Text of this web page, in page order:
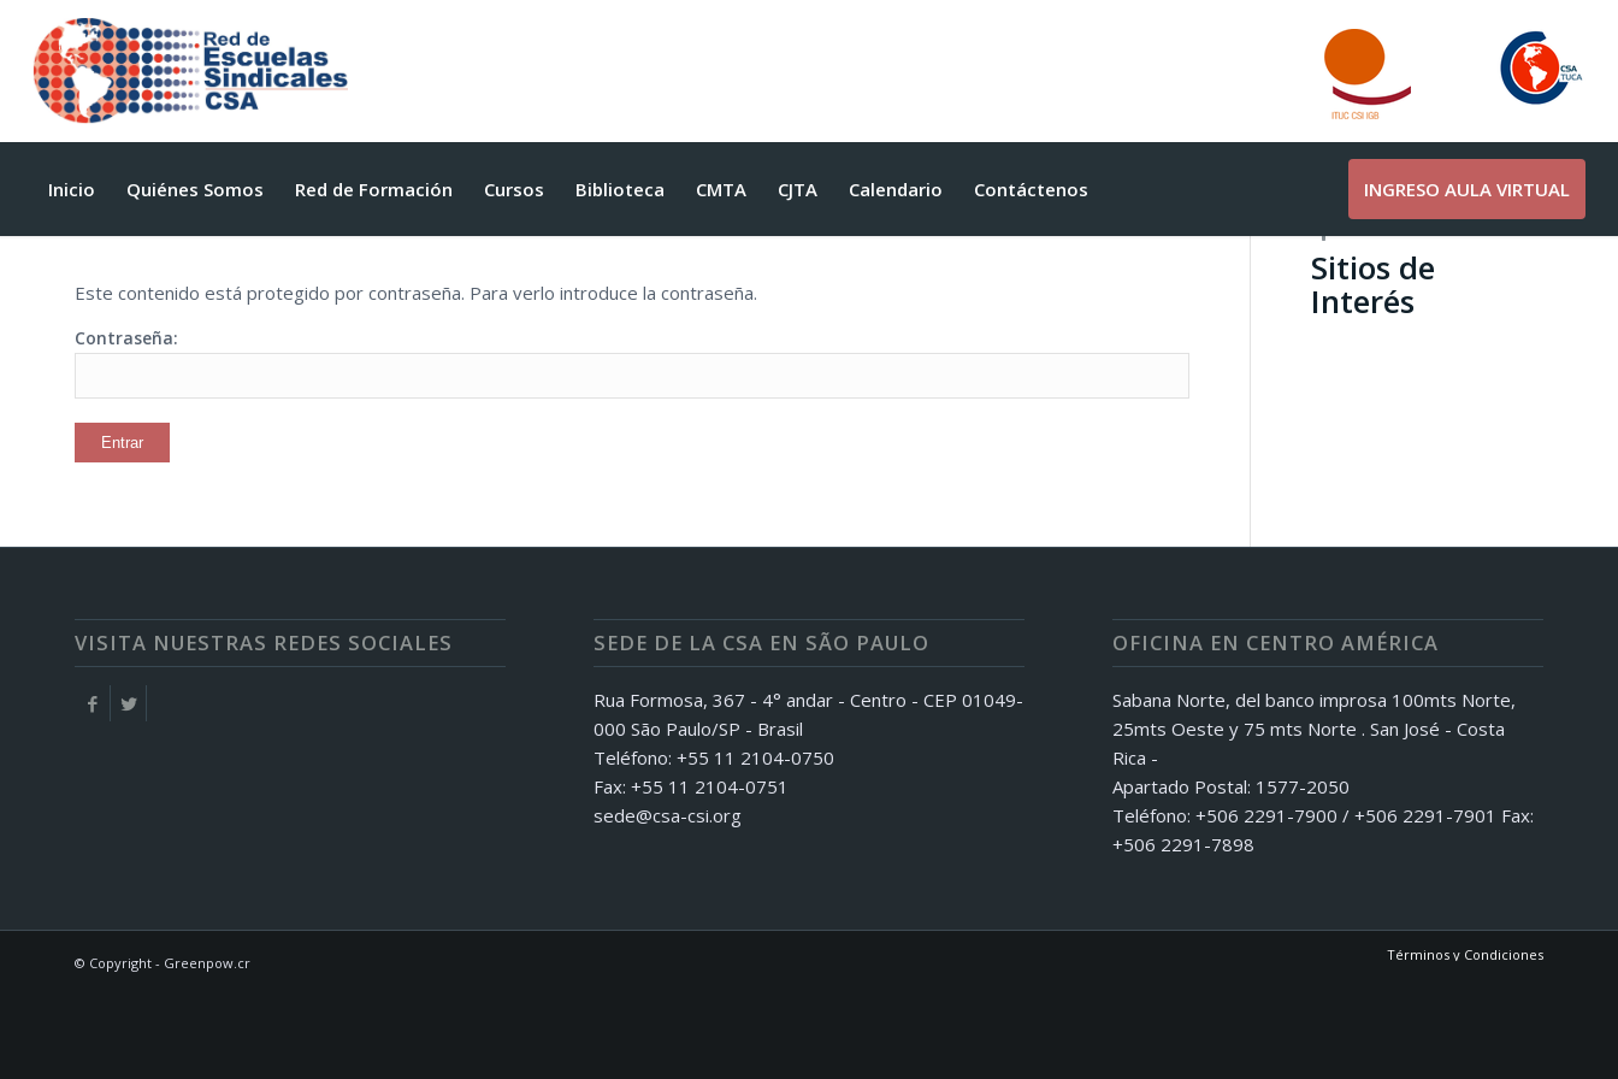
Inicio Quiénes Somos Red de Formación Cursos Biblioteca CMTA CJTA Calendario Contáctenos INGRESO AULA VIRTUAL
Este contenido está protegido por contraseña. Para verlo introduce la contraseña.
Contraseña:
Sitios de
Interés
VISITA NUESTRAS REDES SOCIALES SEDE DE LA CSA EN SÃO PAULO
Rua Formosa, 367 - 4° andar - Centro - CEP 01049-
000 São Paulo/SP - Brasil
Teléfono: +55 11 2104-0750
Fax: +55 11 2104-0751
sede@csa-csi.org
OFICINA EN CENTRO AMÉRICA
Sabana Norte, del banco improsa 100mts Norte,
25mts Oeste y 75 mts Norte . San José - Costa
Rica -
Apartado Postal: 1577-2050
Teléfono: +506 2291-7900 / +506 2291-7901 Fax:
+506 2291-7898
© Copyright - Greenpow.cr Términos y Condiciones